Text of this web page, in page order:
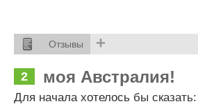
Отзывы +
2 моя Австралия!
Для начала хотелось бы